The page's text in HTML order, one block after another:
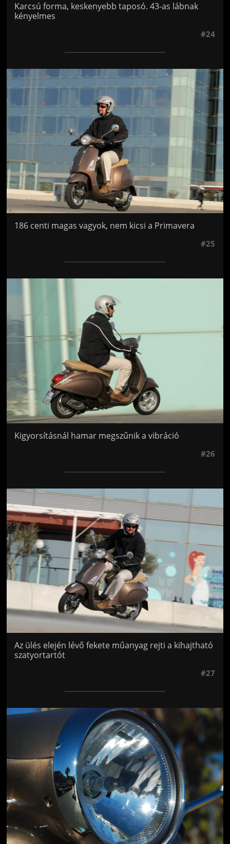
Karcsú forma, keskenyebb taposó. 43-as lábnak
kényelmes
#24
Jön még kép!
186 centi magas vagyok, nem kicsi a Primavera
#25
Jön még kép!
Kigyorsításnál hamar megszűnik a vibráció
#26
Jön még kép!
Az ülés elején lévő fekete műanyag rejti a kihajtható
szatyortartót
#27
Jön még kép!